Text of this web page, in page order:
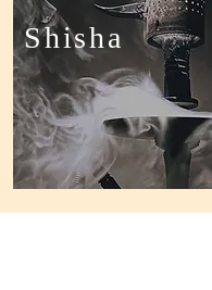
​Shisha